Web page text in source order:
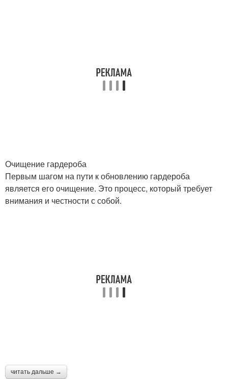
Очищение гардероба
Первым шагом на пути к обновлению гардероба
является его очищение. Это процесс, который требует
внимания и честности с собой.
читать дальше →